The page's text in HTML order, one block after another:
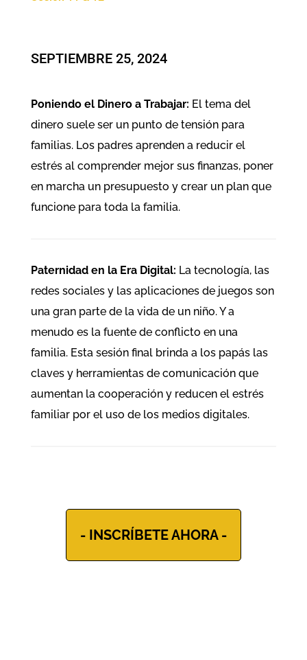
SEPTIEMBRE 25, 2024
Poniendo el Dinero a Trabajar: El tema del
dinero suele ser un punto de tensión para
familias. Los padres aprenden a reducir el
estrés al comprender mejor sus finanzas, poner
en marcha un presupuesto y crear un plan que
funcione para toda la familia.
Paternidad en la Era Digital: La tecnología, las
redes sociales y las aplicaciones de juegos son
una gran parte de la vida de un niño. Y a
menudo es la fuente de conflicto en una
familia. Esta sesión final brinda a los papás las
claves y herramientas de comunicación que
aumentan la cooperación y reducen el estrés
familiar por el uso de los medios digitales.
- INSCRÍBETE AHORA -